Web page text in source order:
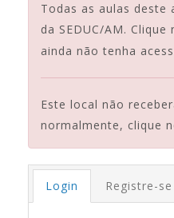
Todas as aulas deste
da SEDUC/AM. Clique
ainda não tenha
Este local não
normalmente, clique
Login Registre-se